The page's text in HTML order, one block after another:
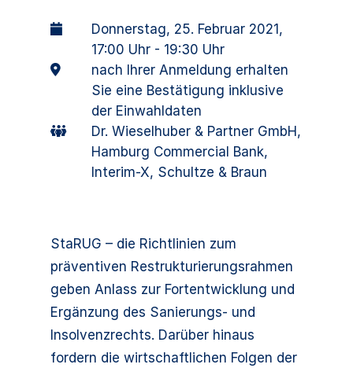
Donnerstag, 25. Februar 2021 ,
17:00 Uhr - 19:30 Uhr
nach Ihrer Anmeldung erhalten
Sie eine Bestätigung inklusive
der Einwahldaten
Dr. Wieselhuber & Partner GmbH,
Hamburg Commercial Bank,
Interim-X, Schultze & Braun
StaRUG – die Richtlinien zum
präventiven Restrukturierungsrahmen
geben Anlass zur Fortentwicklung und
Ergänzung des Sanierungs- und
Insolvenzrechts. Darüber hinaus
fordern die wirtschaftlichen Folgen der